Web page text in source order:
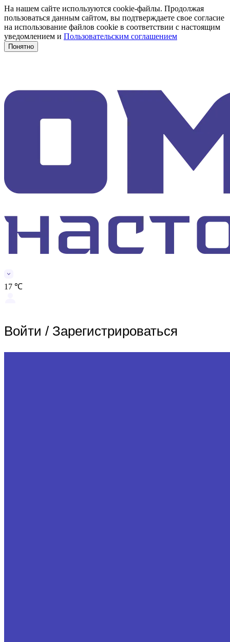
На нашем сайте используются cookie-файлы. Продолжая
пользоваться данным сайтом, вы подтверждаете свое согласие
на использование файлов cookie в соответствии с настоящим
уведомлением и Пользовательским соглашением
Понятно
17 ℃
Войти / Зарегистрироваться